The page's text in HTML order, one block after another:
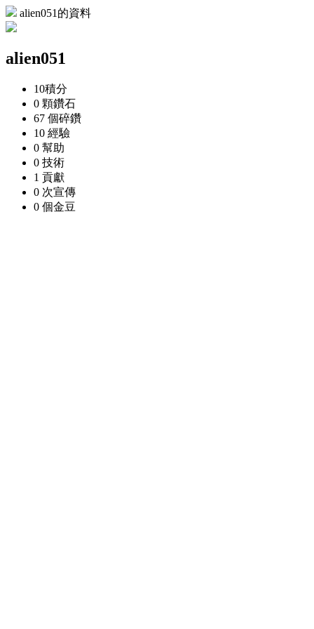
alien051的資料
alien051
10積分
0 顆鑽石
67 個碎鑽
10 經驗
0 幫助
0 技術
1 貢獻
0 次宣傳
0 個金豆